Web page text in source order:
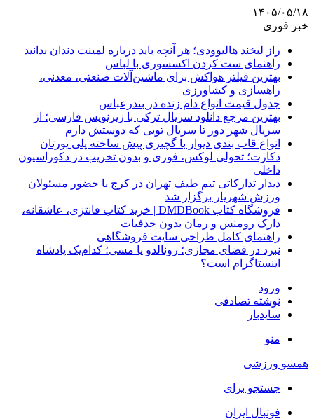
۱۴۰۵/۰۵/۱۸
خبر فوری
راز لبخند هالیوودی؛ هر آنچه باید درباره لمینت دندان بدانید
راهنمای ست کردن اکسسوری با لباس
بهترین فیلتر هواکش برای ماشین‌آلات صنعتی، معدنی،
راهسازی و کشاورزی
جدول قیمت انواع دام زنده در بندرعباس
بهترین مرجع دانلود سریال ترکی با زیرنویس فارسی؛ از
سریال شهر دور تا سریال تویی که دوستش دارم
انواع قاب بندی دیوار با گچبری پیش ساخته پلی یورتان
دکارت؛ تحولی لوکس، فوری و بدون تخریب در دکوراسیون
داخلی
دیدار تدارکاتی تیم طیف تهران در کرج با حضور مسئولان
ورزش شهریار برگزار شد
فروشگاه کتاب DMDBook | خرید کتاب فانتزی، عاشقانه،
دارک رومنس و رمان بدون حذفیات
راهنمای کامل طراحی سایت فروشگاهی
نبرد در فضای مجازی؛ رونالدو یا مسی؛ کدام‌یک پادشاه
اینستاگرام است؟
ورود
نوشته تصادفی
سایدبار
منو
همسو ورزشی
جستجو برای
فوتبال ایران